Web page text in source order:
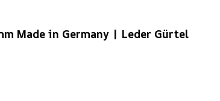
Made in Germany | Leder Gürtel